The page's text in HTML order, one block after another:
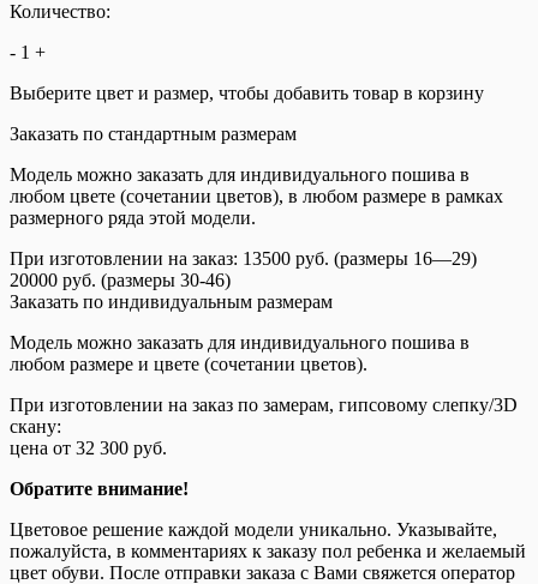
Количество:
- 1 +
Выберите цвет и размер, чтобы добавить товар в корзину
Заказать по стандартным размерам
Модель можно заказать для индивидуального пошива в
любом цвете (сочетании цветов), в любом размере в рамках
размерного ряда этой модели.
При изготовлении на заказ: 13500 руб. (размеры 16—29)
20000 руб. (размеры 30-46)
Заказать по индивидуальным размерам
Модель можно заказать для индивидуального пошива в
любом размере и цвете (сочетании цветов).
При изготовлении на заказ по замерам, гипсовому слепку/3D
скану:
цена от 32 300 руб.
Обратите внимание!
Цветовое решение каждой модели уникально. Указывайте,
пожалуйста, в комментариях к заказу пол ребенка и желаемый
цвет обуви. После отправки заказа с Вами свяжется оператор